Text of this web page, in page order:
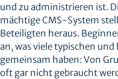
und zu administrieren ist.
mächtige CMS-System
Beteiligten heraus.
an, was viele typischen
gemeinsam haben: Von
oft gar nicht gebraucht